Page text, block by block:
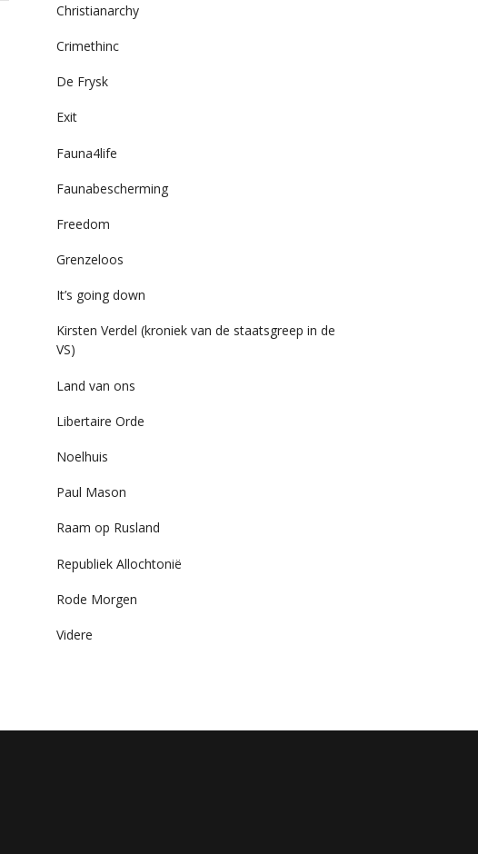
Christianarchy
Crimethinc
De Frysk
Exit
Fauna4life
Faunabescherming
Freedom
Grenzeloos
It’s going down
Kirsten Verdel (kroniek van de staatsgreep in de
VS)
Land van ons
Libertaire Orde
Noelhuis
Paul Mason
Raam op Rusland
Republiek Allochtonië
Rode Morgen
Videre